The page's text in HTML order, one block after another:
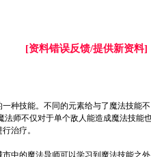
[资料错误反馈/提供新资料]
种技能。不同的元素给与了魔法技能
法师不仅对于单个敌人能造成魔法技能
治疗。
的魔法导师可以学习到魔法技能之